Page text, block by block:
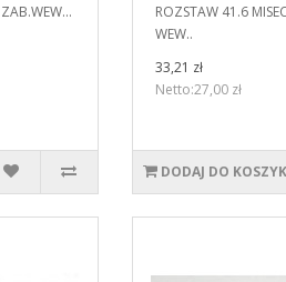
ROZSTAW 41.6
WEW..
33,21 zł
Netto:27,00 zł
DODAJ DO